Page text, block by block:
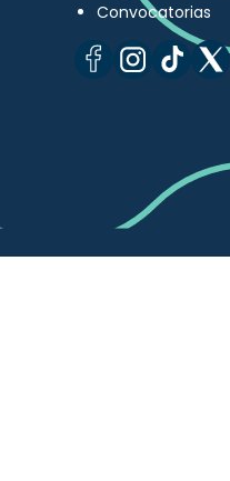
Convocatorias